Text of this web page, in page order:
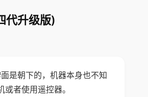
代升级版)
是朝下的，机器本身也不知
者使用遥控器。